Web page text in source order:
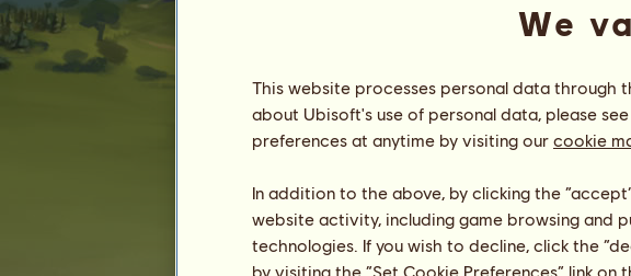
We
This website processes personal data through
about Ubisoft's use of personal data, please
preferences at anytime by visiting our cookie
In addition to the above, by clicking the
website activity, including game browsing and
technologies. If you wish to decline, click the
by visiting the “Set Cookie Preferences” link